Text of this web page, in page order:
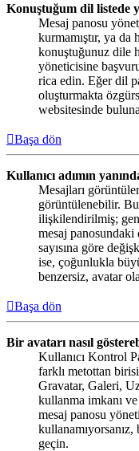
Konuştuğum dil listede
Mesaj panosu
kurmamıştır, ya da
konuştuğunuz dile
yöneticisine
rica edin. Eğer dil
oluşturmakta
websitesinde
Başa dön
Kullanıcı adımın
Mesajları
görüntülenebilir.
ilişkilendirilmiş;
mesaj
sayısına göre
ise, çoğunlukla
benzersiz, avatar
Başa dön
Bir avatarı nasıl
Kullanıcı Kontrol
farklı metottan
Gravatar, Galeri,
kullanma imkanı
mesaj panosu
geçin.